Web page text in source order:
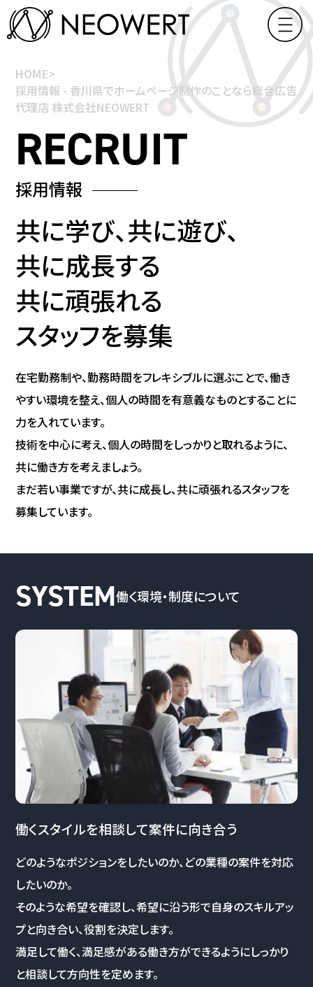
HOME>
採用情報 - 香川県でホームページ制作のことなら総合広告
代理店 株式会社NEOWERT
採用情報
共に学び、共に遊び、
共に成長する
共に頑張れる
スタッフを募集
在宅勤務制や、勤務時間をフレキシブルに選ぶことで、働き
やすい環境を整え、個人の時間を有意義なものとすることに
力を入れています。
技術を中心に考え、個人の時間をしっかりと取れるように、
共に働き方を考えましょう。
まだ若い事業ですが、共に成長し、共に頑張れるスタッフを
募集しています。
働く環境・制度について
働くスタイルを相談して案件に向き合う
どのようなポジションをしたいのか、どの業種の案件を対応
したいのか。
そのような希望を確認し、希望に沿う形で自身のスキルアッ
プと向き合い、役割を決定します。
満足して働く、満足感がある働き方ができるようにしっかり
と相談して方向性を定めます。